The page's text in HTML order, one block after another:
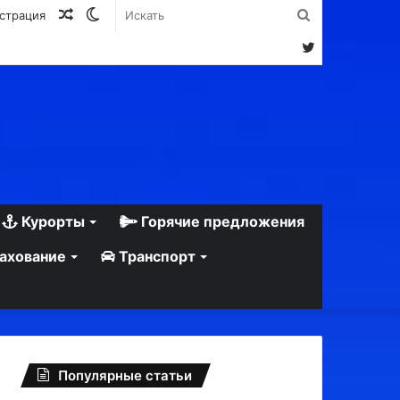
Switch
Случайная
Twitter
Курорты
Горячие предложения
Транспорт
Популярные статьи